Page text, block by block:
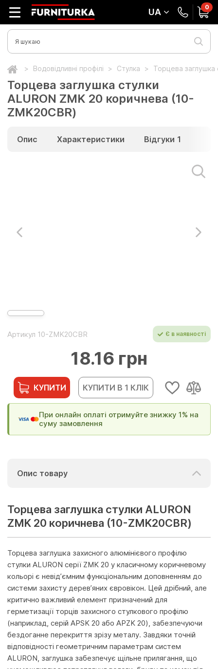
UA 0
Водовідливні профілі Стулка Торцева заглушка
Торцева заглушка стулки
ALURON ZMK 20 коричнева (10-
ZMK20CBR)
Опис Характеристики Відгуки 1
Артикул 10-ZMK20CBR Є в наявності
18.16 грн
КУПИТИ КУПИТИ В 1 КЛІК
При онлайн оплаті отримуйте знижку 1% на
суму замовлення
Опис товару
Торцева заглушка стулки ALURON
ZMK 20 коричнева (10-ZMK20CBR)
Торцева заглушка захисного алюмінієвого профілю
стулки ALURON серії ZMK 20 у класичному коричневому
кольорі є невід’ємним функціональним доповненням до
системи захисту дерев’яних євровікон. Цей дрібний, але
критично важливий елемент призначений для
герметизації торців захисного стулкового профілю
(наприклад, серій APSK 20 або APZK 20), забезпечуючи
бездоганне перекриття зрізу металу. Завдяки точній
відповідності геометричним параметрам систем
ALURON, заглушка забезпечує щільне прилягання, що